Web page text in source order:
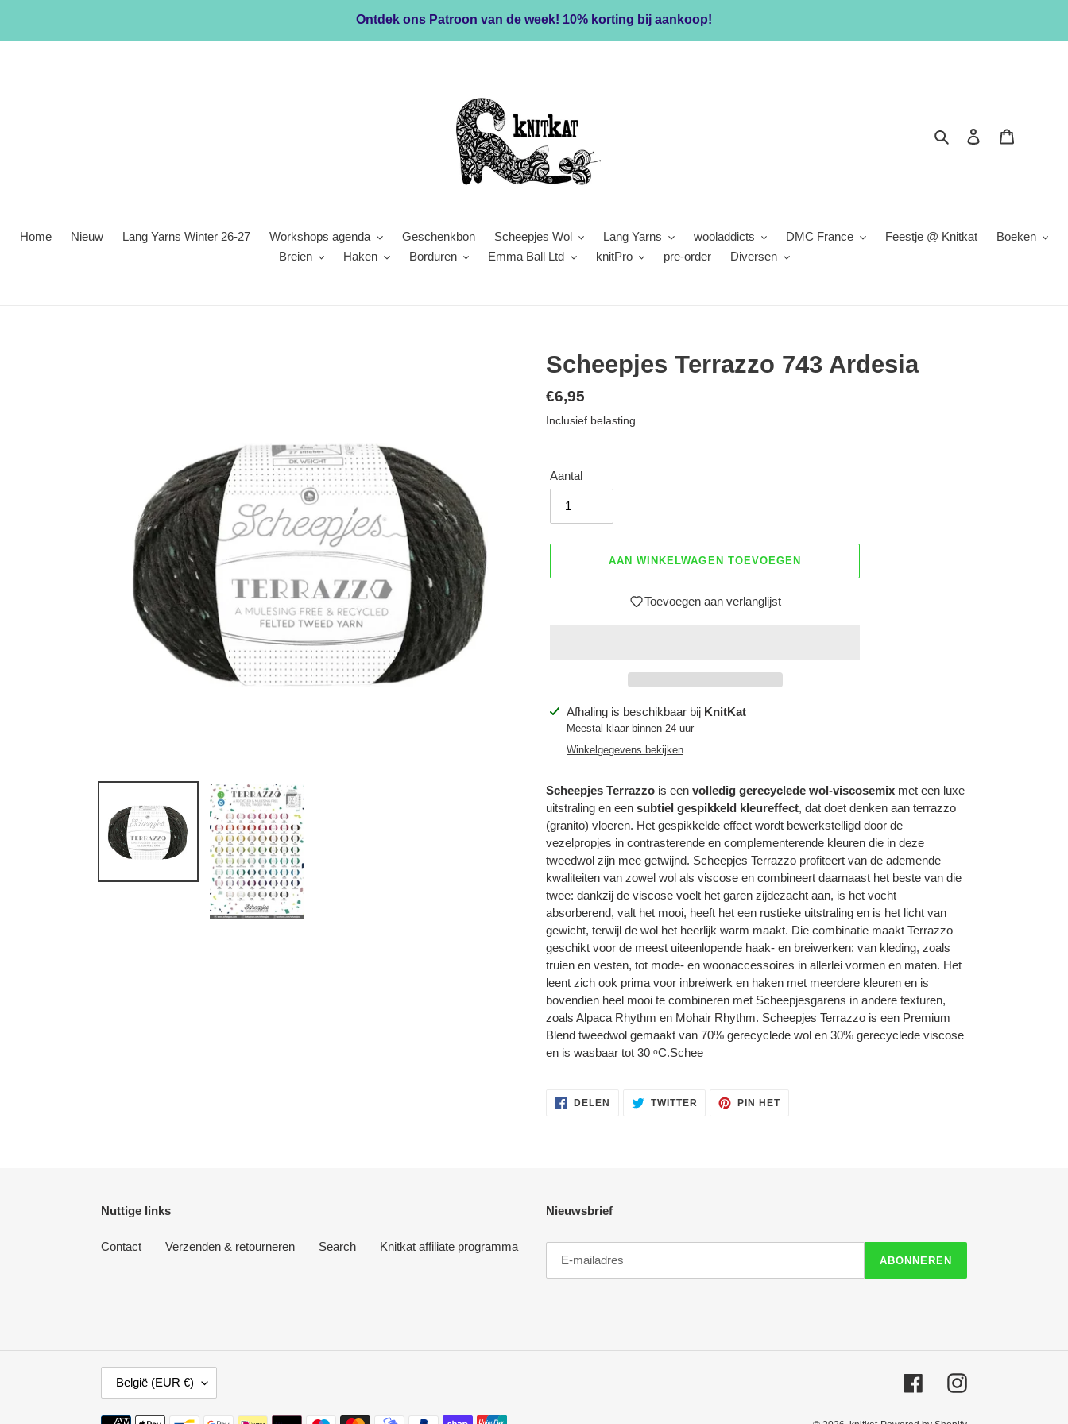
de
Ontdek ons Patroon van de week! 10% korting bij aankoop!
Zoeken Inloggen
Home Nieuw Lang Yarns Winter 26-27 Workshops agenda Geschenkbon Scheepjes Wol Lang Yarns wooladdicts DMC France Feestje @ Knitkat
Boeken
Breien
Haken Borduren Emma Ball Ltd knitPro pre-order Diversen
Scheepjes Terrazzo 743 Ardesia
Normale
prijs
€6,95
Inclusief belasting
Aantal
AAN WINKELWAGEN TOEVOEGEN
Toevoegen aan verlanglijst
Product
toegevoegen
Afhaling is beschikbaar bij KnitKat
Meestal klaar binnen 24 uur
Winkelgegevens bekijken
Scheepjes Terrazzo is een volledig gerecyclede wol-viscosemix met een luxe
uitstraling en een subtiel gespikkeld kleureffect, dat doet denken aan terrazzo
(granito) vloeren. Het gespikkelde effect wordt bewerkstelligd door de
vezelpropjes in contrasterende en complementerende kleuren die in deze
tweedwol zijn mee getwijnd. Scheepjes Terrazzo profiteert van de ademende
kwaliteiten van zowel wol als viscose en combineert daarnaast het beste van die
twee: dankzij de viscose voelt het garen zijdezacht aan, is het vocht
absorberend, valt het mooi, heeft het een rustieke uitstraling en is het licht van
gewicht, terwijl de wol het heerlijk warm maakt. Die combinatie maakt Terrazzo
geschikt voor de meest uiteenlopende haak- en breiwerken: van kleding, zoals
truien en vesten, tot mode- en woonaccessoires in allerlei vormen en maten. Het
leent zich ook prima voor inbreiwerk en haken met meerdere kleuren en is
bovendien heel mooi te combineren met Scheepjesgarens in andere texturen,
zoals Alpaca Rhythm en Mohair Rhythm. Scheepjes Terrazzo is een Premium
Blend tweedwol gemaakt van 70% gerecyclede wol en 30% gerecyclede viscose
en is wasbaar tot 30 ᵒC.Schee
DELEN
DELEN TWITTER TWITTERENPIN HETPINNEN
Nuttige links
Contact Verzenden & retourneren Search Knitkat affiliate programma
Nieuwsbrief
ABONNEREN
België (EUR €) FacebookInstagram
Meld u aan bij uw account om producten aan uw verlanglijst toe te
voegen en uw eerder opgeslagen artikelen te bekijken.
Login